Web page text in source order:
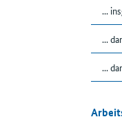
...
...
...